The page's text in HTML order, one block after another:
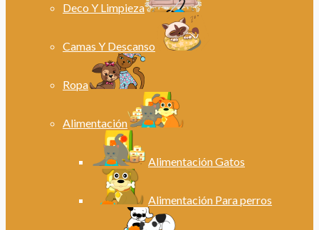
Deco Y Limpieza
Camas Y Descanso
Ropa
Alimentación
Alimentación Gatos
Alimentación Para perros